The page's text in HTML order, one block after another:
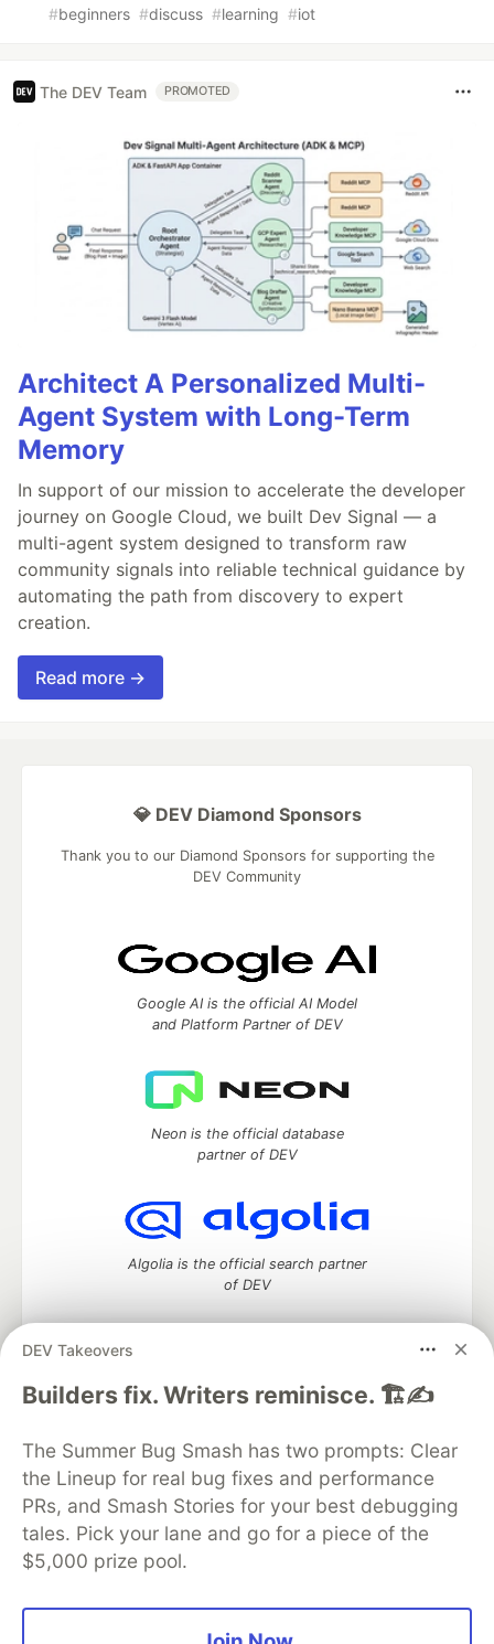
#beginners #discuss #learning #iot
The DEV Team PROMOTED
Architect A Personalized Multi-
Agent System with Long-Term
Memory
In support of our mission to accelerate the developer
journey on Google Cloud, we built Dev Signal — a
multi-agent system designed to transform raw
community signals into reliable technical guidance by
automating the path from discovery to expert
creation.
Read more →
DEV Takeovers
Builders fix. Writers reminisce. 🏗️✍️
The Summer Bug Smash has two prompts: Clear
the Lineup for real bug fixes and performance
PRs, and Smash Stories for your best debugging
tales. Pick your lane and go for a piece of the
$5,000 prize pool.
💎 DEV Diamond Sponsors
Thank you to our Diamond Sponsors for supporting the
DEV Community
Google AI is the official AI Model
and Platform Partner of DEV
Neon is the official database
partner of DEV
Algolia is the official search partner
of DEV
DEV Community— A space to discuss and keep up software
DEV Education Tracks
DEV Help
Advertise on DEV
Organization Accounts
DEV Showcase About
Contact
Free Postgres Database
DEV Shop
MLH
Code of Conduct
Privacy Policy
Terms of Use
Built on Forem — the open source software that powers
and other inclusive communities.